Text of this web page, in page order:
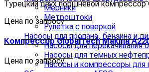
Мерники
Метроштоки
Рулетка с поверкой
Насосы для пропана, бензина и
Насосы для перекачивания
Насосы для темных
Насосы и компрессоры для
Турецкий двух поршневой
Цена по запросу
Компрессор GlobalTech Makina
Цена по запросу